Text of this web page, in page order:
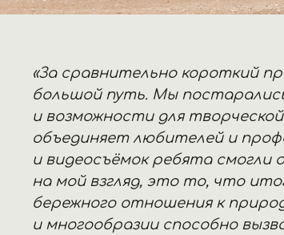
«За сравнительно короткий
большой путь. Мы
и возможности для
объединяет любителей и
и видеосъёмок ребята смогли
на мой взгляд, это то, что
бережного отношения к
и многообразии способно